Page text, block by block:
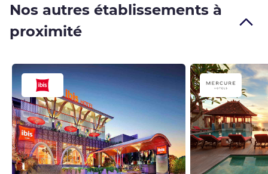
Nos autres établissements à
proximité